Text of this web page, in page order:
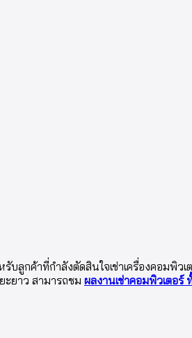
รับลูกค้าที่กำลังตัดสินใจเช่าเครื่องคอม
ะยาว สามารถชม ผลงานเช่าคอมพิวเตอร์